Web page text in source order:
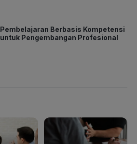
Pembelajaran Berbasis Kompetensi
untuk Pengembangan Profesional